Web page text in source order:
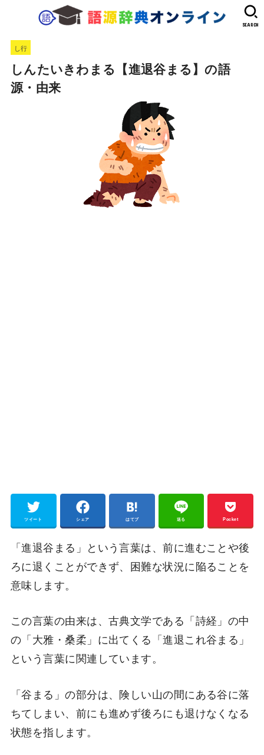
SEARCH
し行
しんたいきわまる【進退谷まる】の語
源・由来
ツイート シェア はてブ 送る Pocket
「進退谷まる」という言葉は、前に進むことや後
ろに退くことができず、困難な状況に陥ることを
意味します。
この言葉の由来は、古典文学である「詩経」の中
の「大雅・桑柔」に出てくる「進退これ谷まる」
という言葉に関連しています。
「谷まる」の部分は、険しい山の間にある谷に落
ちてしまい、前にも進めず後ろにも退けなくなる
状態を指します。